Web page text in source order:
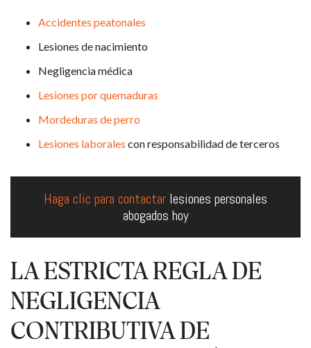
Accidentes peatonales
Lesiones de nacimiento
Negligencia médica
Lesiones por quemaduras
Mordeduras de perro
Lesiones laborales con responsabilidad de terceros
Haga clic para contactar lesiones personales
abogados hoy
LA ESTRICTA REGLA DE
NEGLIGENCIA
CONTRIBUTIVA DE